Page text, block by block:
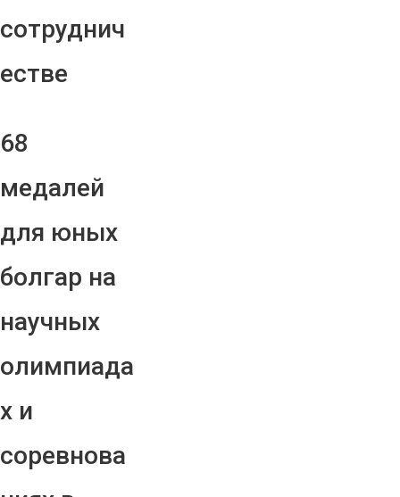
сотруднич
естве
68
медалей
для юных
болгар на
научных
олимпиада
х и
соревнова